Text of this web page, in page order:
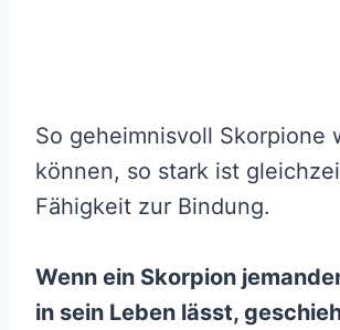
So geheimnisvoll Skorpione
können, so stark ist
Fähigkeit zur Bindung.
Wenn ein Skorpion
in sein Leben lässt,